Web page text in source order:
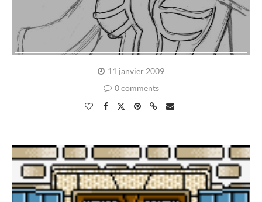
11 janvier 2009
0 comments